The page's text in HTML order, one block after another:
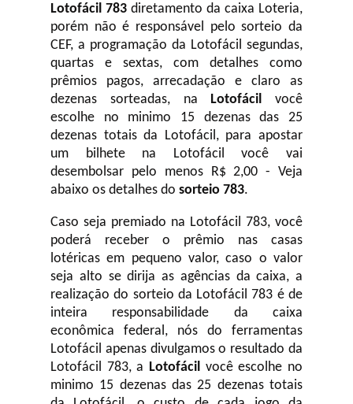
Lotofácil 783 diretamento da caixa Loteria,
porém não é responsável pelo sorteio da
CEF, a programação da Lotofácil segundas,
quartas e sextas, com detalhes como
prêmios pagos, arrecadação e claro as
dezenas sorteadas, na Lotofácil você
escolhe no minimo 15 dezenas das 25
dezenas totais da Lotofácil, para apostar
um bilhete na Lotofácil você vai
desembolsar pelo menos R$ 2,00 - Veja
abaixo os detalhes do sorteio 783.
Caso seja premiado na Lotofácil 783, você
poderá receber o prêmio nas casas
lotéricas em pequeno valor, caso o valor
seja alto se dirija as agências da caixa, a
realização do sorteio da Lotofácil 783 é de
inteira responsabilidade da caixa
econômica federal, nós do ferramentas
Lotofácil apenas divulgamos o resultado da
Lotofácil 783, a Lotofácil você escolhe no
minimo 15 dezenas das 25 dezenas totais